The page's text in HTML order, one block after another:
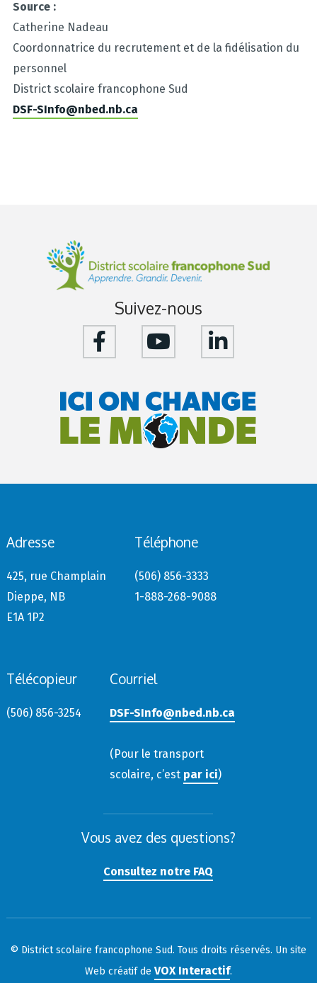
Source :
Catherine Nadeau
Coordonnatrice du recrutement et de la fidélisation du
personnel
District scolaire francophone Sud
DSF-SInfo@nbed.nb.ca
Suivez-nous
Adresse
425, rue Champlain
Dieppe, NB
E1A 1P2
Téléphone
(506) 856-3333
1-888-268-9088
Télécopieur
(506) 856-3254
Courriel
DSF-SInfo@nbed.nb.ca
(Pour le transport
scolaire, c’est par ici)
Vous avez des questions?
Consultez notre FAQ
© District scolaire francophone Sud. Tous droits réservés. Un site
Web créatif de VOX Interactif.